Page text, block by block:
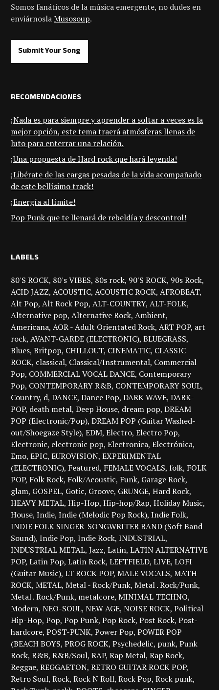
Somos fanáticos de la música emergente, no dudes en
enviárnoslaMusosoup.
Submit Your Song
RECOMENDACIONES
¡Nada es para siempre y aprender a soltar a veces es la
mejor opción, este tema traerá atmósferas llenas de
luto para enterrar una relación.
¡Una propuesta de Hard rock que hará leyenda!
¡Libérate de las cargas pesadas de la vida acompañado
de este bellísimo track!
¡Energía al límite!
Pop Punk que te llenará de rebeldía y descontrol!
LABELS
80'S ROCK 80's VIBES 80s rock 90'S ROCK 90s Rock
ACID JAZZ ACOUSTIC ACOUSTIC ROCK AFROBEAT
Alt Pop Alt Rock Pop ALT-COUNTRY ALT-FOLK
Alternative pop Alternative Rock Ambient
Americana AOR - Adult Orientated Rock ART POP art
rock AVANT-GARDE (ELECTRONIC) BLUEGRASS
Blues Britpop CHILLOUT CINEMATIC CLASSIC
ROCK classical Classical/Instrumental Commercial
Pop COMMERCIAL VOCAL DANCE Contemporary
Pop CONTEMPORARY R&B CONTEMPORARY SOUL
Country d DANCE Dance Pop DARK WAVE DARK-
POP death metal Deep House dream pop DREAM
POP (Electronic/Pop) DREAM POP (Guitar Washed-
out/Shoegaze Style) EDM Electro Electro Pop
Electronic electronic pop Electronica Electrónica
Emo EPIC EUROVISION EXPERIMENTAL
(ELECTRONIC) Featured FEMALE VOCALS folk FOLK
POP Folk Rock Folk/Acoustic Funk Garage Rock
glam GOSPEL Gotic Groove GRUNGE Hard Rock
HEAVY METAL Hip-Hop Hip-hop/Rap Holiday Music
House Indie Indie (Melodic Pop Rock) Indie Folk
INDIE FOLK SINGER-SONGWRITER BAND (Soft Band
Sound) Indie Pop Indie Rock INDUSTRIAL
INDUSTRIAL METAL Jazz Latin LATIN ALTERNATIVE
POP Latin Pop Latin Rock LEFTFIELD LIVE LOFI
(Guitar Music) LT ROCK POP MALE VOCALS MATH
ROCK METAL Metal - Rock/Punk Metal . Rock/Punk
Metal . Rock/Punk metalcore MINIMAL TECHNO
Modern NEO-SOUL NEW AGE NOISE ROCK Political
Hip-Hop Pop Pop Punk Pop Rock Post Rock Post-
hardcore POST-PUNK Power Pop POWER POP
(BEACH BOYS PROG ROCK Psychedelic punk Punk
Rock R&B R&B/Soul RAP Rap Metal Rap Rock
Reggae REGGAETON RETRO GUITAR ROCK POP
Retro Soul Rock Rock N Roll Rock Pop Rock punk